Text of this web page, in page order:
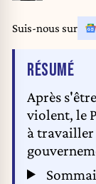
Suis-nous sur
RÉSUMÉDE
Après
violent, le
à travailler